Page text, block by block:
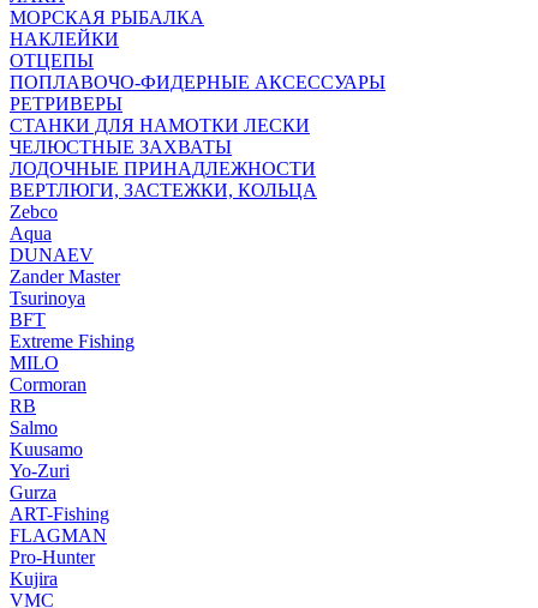
МОРСКАЯ РЫБАЛКА
НАКЛЕЙКИ
ОТЦЕПЫ
ПОПЛАВОЧО-ФИДЕРНЫЕ АКСЕССУАРЫ
РЕТРИВЕРЫ
СТАНКИ ДЛЯ НАМОТКИ ЛЕСКИ
ЧЕЛЮСТНЫЕ ЗАХВАТЫ
ЛОДОЧНЫЕ ПРИНАДЛЕЖНОСТИ
ВЕРТЛЮГИ, ЗАСТЕЖКИ, КОЛЬЦА
Zebco
Aqua
DUNAEV
Zander Master
Tsurinoya
BFT
Extreme Fishing
MILO
Cormoran
RB
Salmo
Kuusamo
Yo-Zuri
Gurza
ART-Fishing
FLAGMAN
Pro-Hunter
Kujira
VMC